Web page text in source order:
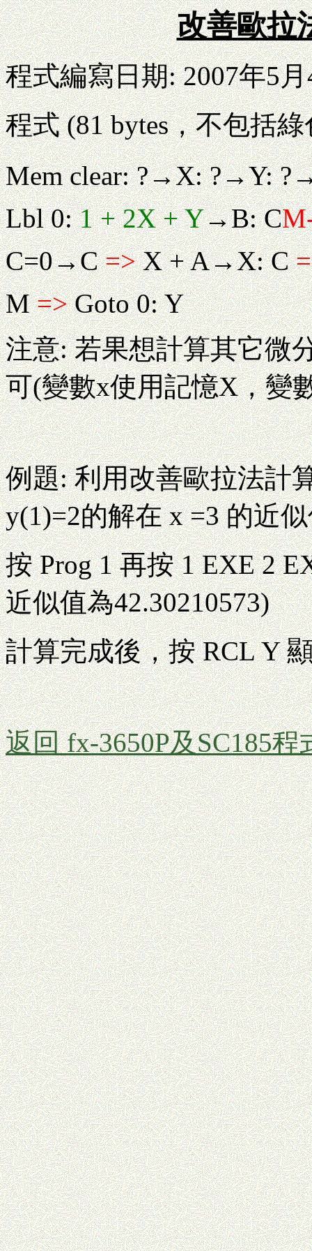
改善歐拉
程式編寫日期: 2007年5
程式 (81 bytes，不包括
Mem clear: ?→X: ?→Y:
Lbl 0:1 + 2X + Y→B: C
C=0→C=>X + A→X: C
M=>Goto 0: Y
注意: 若果想計算其它微
可(變數x使用記憶X，變
例題: 利用改善歐拉法計
y(1)=2的解在 x =3 的近
按 Prog 1 再按 1 EXE 2
近似值為42.30210573)
計算完成後，按 RCL Y
返回 fx-3650P及SC185程